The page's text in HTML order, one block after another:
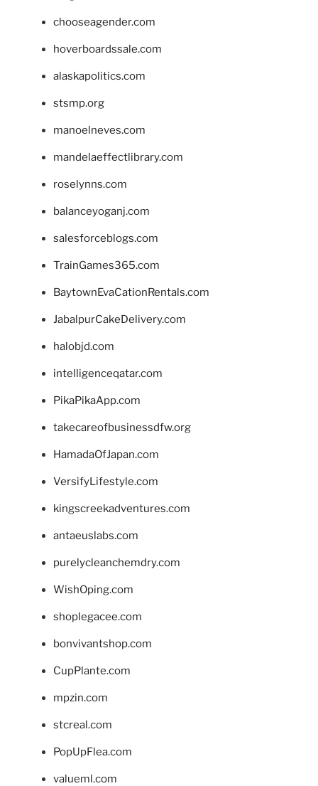
chooseagender.com
hoverboardssale.com
alaskapolitics.com
stsmp.org
manoelneves.com
mandelaeffectlibrary.com
roselynns.com
balanceyoganj.com
salesforceblogs.com
TrainGames365.com
BaytownEvaCationRentals.com
JabalpurCakeDelivery.com
halobjd.com
intelligenceqatar.com
PikaPikaApp.com
takecareofbusinessdfw.org
HamadaOfJapan.com
VersifyLifestyle.com
kingscreekadventures.com
antaeuslabs.com
purelycleanchemdry.com
WishOping.com
shoplegacee.com
bonvivantshop.com
CupPlante.com
mpzin.com
stcreal.com
PopUpFlea.com
valueml.com